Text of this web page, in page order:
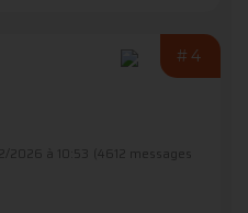
#4
à 10:53
(4612 messages